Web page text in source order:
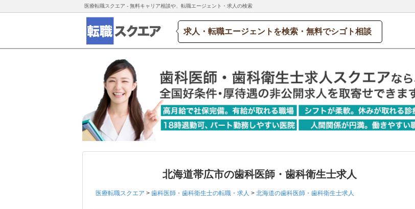
医療転職スクエア - 無料キャリア相談や、転職エージェント・求人の検索
求人・転職エージェントを検索・無料でシゴト相談
北海道帯広市の歯科医師・歯科衛生士求人
医療転職スクエア > 歯科医師・歯科衛生士の転職・求人 > 北海道の歯科医師・歯科衛生士求人